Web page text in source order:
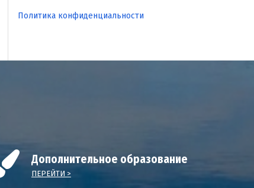
Политика конфиденциальности
Дополнительное образование
ПЕРЕЙТИ >